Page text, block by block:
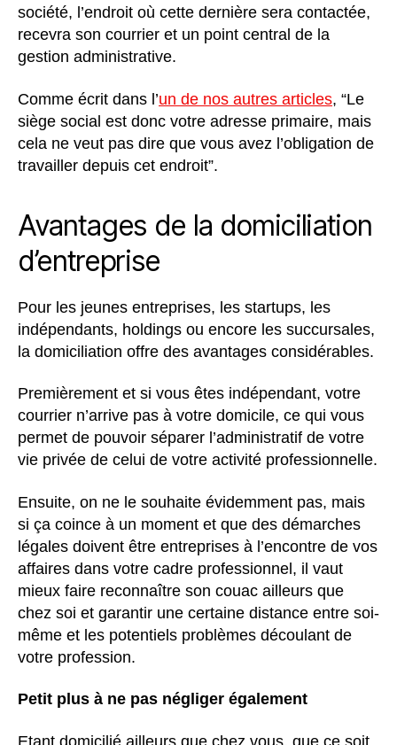
société, l’endroit où cette dernière sera contactée,
recevra son courrier et un point central de la
gestion administrative.
Comme écrit dans l’un de nos autres articles, “Le
siège social est donc votre adresse primaire, mais
cela ne veut pas dire que vous avez l’obligation de
travailler depuis cet endroit”.
Avantages de la domiciliation
d’entreprise
Pour les jeunes entreprises, les startups, les
indépendants, holdings ou encore les succursales,
la domiciliation offre des avantages considérables.
Premièrement et si vous êtes indépendant, votre
courrier n’arrive pas à votre domicile, ce qui vous
permet de pouvoir séparer l’administratif de votre
vie privée de celui de votre activité professionnelle.
Ensuite, on ne le souhaite évidemment pas, mais
si ça coince à un moment et que des démarches
légales doivent être entreprises à l’encontre de vos
affaires dans votre cadre professionnel, il vaut
mieux faire reconnaître son couac ailleurs que
chez soi et garantir une certaine distance entre soi-
même et les potentiels problèmes découlant de
votre profession.
Petit plus à ne pas négliger également
Etant domicilié ailleurs que chez vous, que ce soit